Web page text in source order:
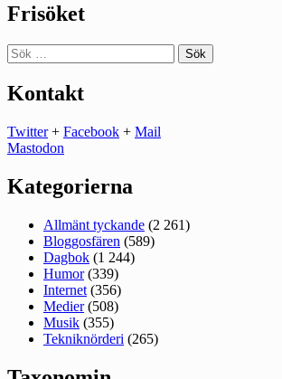
Frisöket
Sök
efter:
Kontakt
Twitter+ Facebook + Mail
Mastodon
Kategorierna
Allmänt tyckande (2 261)
Bloggosfären (589)
Dagbok (1 244)
Humor(339)
Internet (356)
Medier(508)
Musik (355)
Tekniknörderi (265)